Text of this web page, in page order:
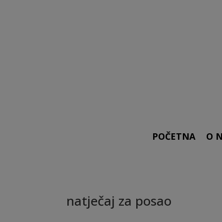
POČETNA O
natječaj za posao